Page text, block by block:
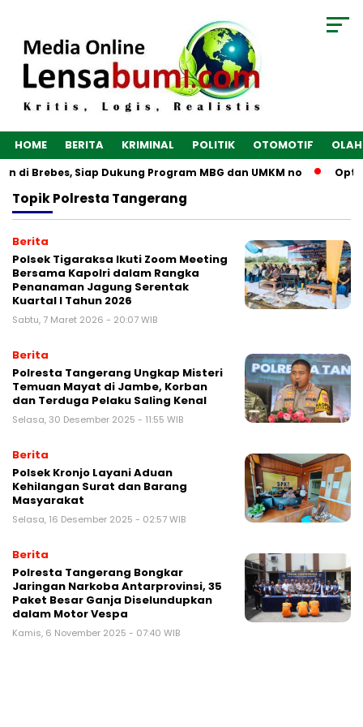
HOME BERITA KRIMINAL POLITIK OTOMOTIF
di Brebes, Siap Dukung Program MBG dan UMKM no
TopikPolresta Tangerang
Berita
Polsek Tigaraksa Ikuti Zoom Meeting
Bersama Kapolri dalam Rangka
Penanaman Jagung Serentak
Kuartal I Tahun 2026
Sabtu, 7 Maret 2026 - 20:07 WIB
Berita
Polresta Tangerang Ungkap Misteri
Temuan Mayat di Jambe, Korban
dan Terduga Pelaku Saling Kenal
Selasa, 30 Desember 2025 - 11:55 WIB
Berita
Polsek Kronjo Layani Aduan
Kehilangan Surat dan Barang
Masyarakat
Selasa, 16 Desember 2025 - 02:57 WIB
Berita
Polresta Tangerang Bongkar
Jaringan Narkoba Antarprovinsi, 35
Paket Besar Ganja Diselundupkan
dalam Motor Vespa
Kamis, 6 November 2025 - 07:40 WIB